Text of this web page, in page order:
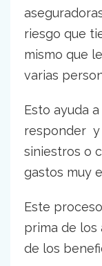
riesgo que
mismo que
varias
Esto ayuda
responder y
siniestros o
gastos muy
Este
prima de los
de los